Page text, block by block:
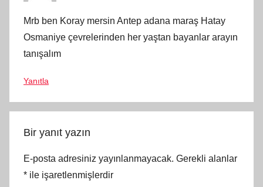
Mrb ben Koray mersin Antep adana maraş Hatay
Osmaniye çevrelerinden her yaştan bayanlar arayın
tanışalım
Yanıtla
Bir yanıt yazın
E-posta adresiniz yayınlanmayacak. Gerekli alanlar
* ile işaretlenmişlerdir